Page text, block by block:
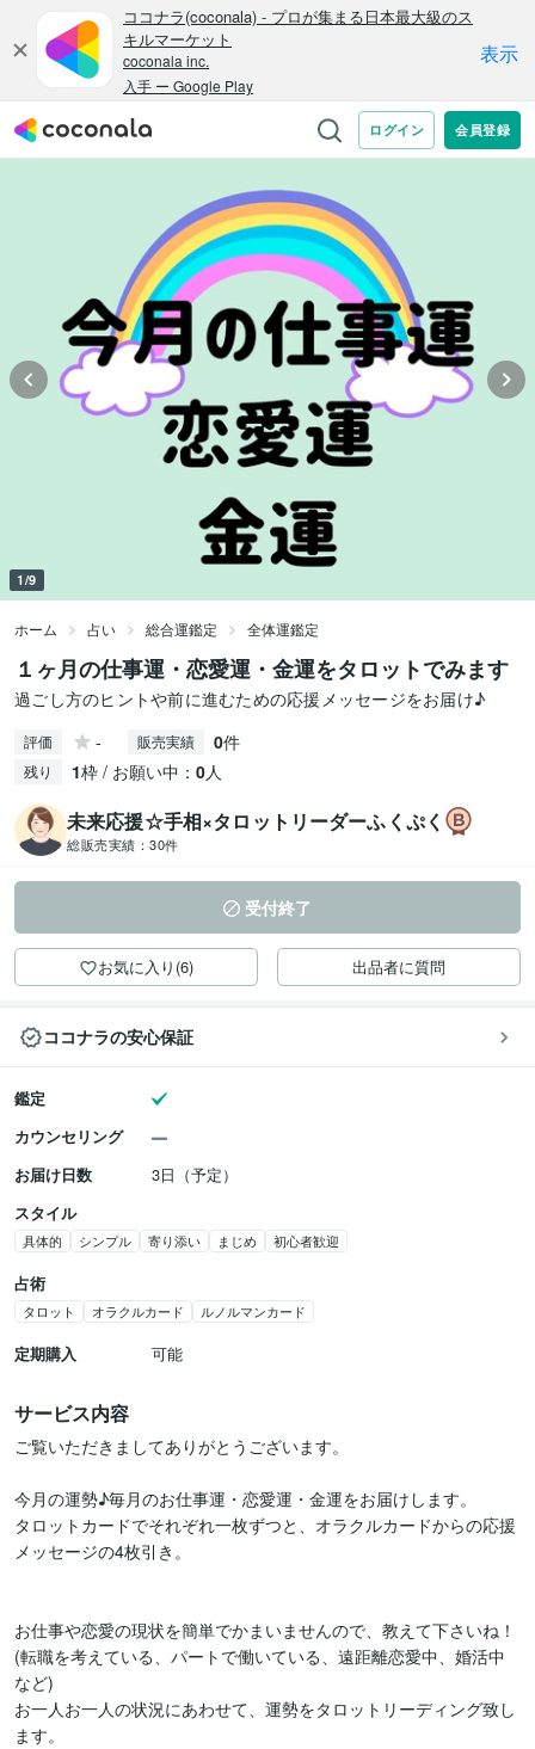
1/9
ホーム 占い 総合運鑑定 全体運鑑定
１ヶ月の仕事運・恋愛運・金運をタロットでみます
過ごし方のヒントや前に進むための応援メッセージをお届け♪
評価 - 販売実績 0件
残り 1枠 / お願い中： 0人
未来応援☆手相×タロットリーダーふくぷく
総販売実績： 30件
受付終了
お気に入り(6) 出品者に質問
ココナラの安心保証
鑑定
カウンセリング
お届け日数
3日（予定）
スタイル
具体的 シンプル 寄り添い まじめ 初心者歓迎
占術
タロット オラクルカード ルノルマンカード
定期購入 可能
サービス内容
ご覧いただきましてありがとうございます。
今月の運勢♪毎月のお仕事運・恋愛運・金運をお届けします。
タロットカードでそれぞれ一枚ずつと、オラクルカードからの応援
メッセージの4枚引き。
お仕事や恋愛の現状を簡単でかまいませんので、教えて下さいね！
(転職を考えている、パートで働いている、遠距離恋愛中、婚活中
など)
お一人お一人の状況にあわせて、運勢をタロットリーディング致し
ます。